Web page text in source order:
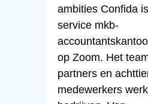
ambities Confida
service mkb-
op Zoom. Het
partners en
medewerkers